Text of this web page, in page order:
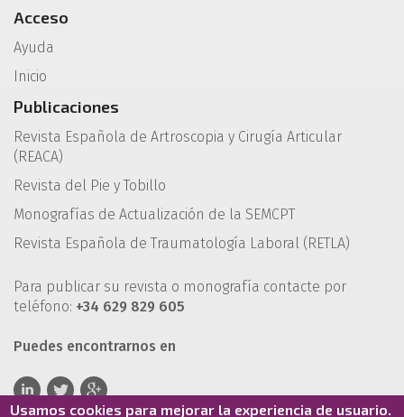
Acceso
Ayuda
Inicio
Publicaciones
Revista Española de Artroscopia y Cirugía Articular
(REACA)
Revista del Pie y Tobillo
Monografías de Actualización de la SEMCPT
Revista Española de Traumatología Laboral (RETLA)
Para publicar su revista o monografía contacte por
teléfono: +34 629 829 605
Puedes encontrarnos en
Usamos cookies para mejorar la experiencia de usuario.